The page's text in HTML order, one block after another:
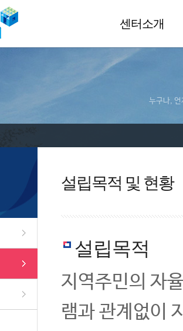
센터소개
누구나, 언
설립목적 및 현황
설립목적
지역주민의 자
램과 관계없이